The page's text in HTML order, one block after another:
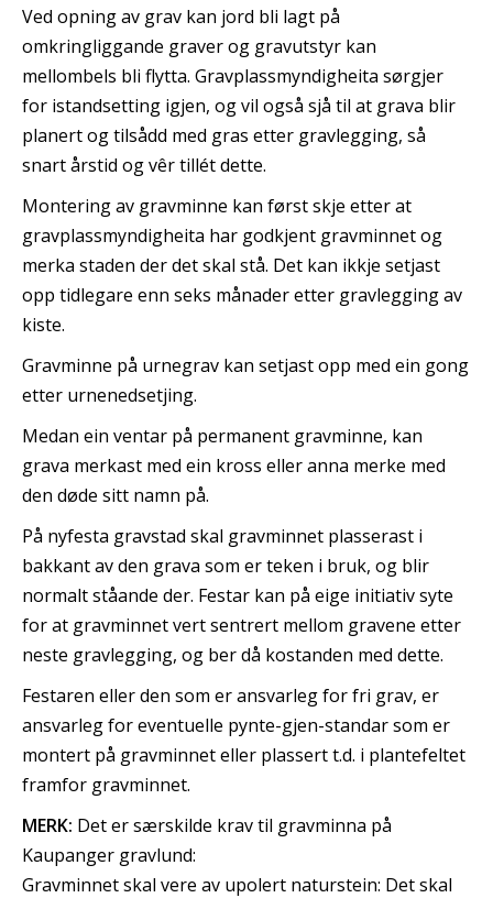
Ved opning av grav kan jord bli lagt på
omkringliggande graver og gravutstyr kan
mellombels bli flytta. Gravplassmyndigheita sørgjer
for istandsetting igjen, og vil også sjå til at grava blir
planert og tilsådd med gras etter gravlegging, så
snart årstid og vêr tillét dette.
Montering av gravminne kan først skje etter at
gravplassmyndigheita har godkjent gravminnet og
merka staden der det skal stå. Det kan ikkje setjast
opp tidlegare enn seks månader etter gravlegging av
kiste.
Gravminne på urnegrav kan setjast opp med ein gong
etter urnenedsetjing.
Medan ein ventar på permanent gravminne, kan
grava merkast med ein kross eller anna merke med
den døde sitt namn på.
På nyfesta gravstad skal gravminnet plasserast i
bakkant av den grava som er teken i bruk, og blir
normalt ståande der. Festar kan på eige initiativ syte
for at gravminnet vert sentrert mellom gravene etter
neste gravlegging, og ber då kostanden med dette.
Festaren eller den som er ansvarleg for fri grav, er
ansvarleg for eventuelle pynte-gjen-standar som er
montert på gravminnet eller plassert t.d. i plantefeltet
framfor gravminnet.
MERK: Det er særskilde krav til gravminna på
Kaupanger gravlund:
Gravminnet skal vere av upolert naturstein: Det skal